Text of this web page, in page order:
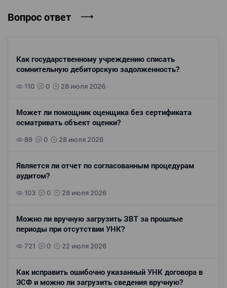
Вопрос ответ
Как государственному учреждению списать
сомнительную дебиторскую задолженность?
110 0 28 июля 2026
Может ли помощник оценщика без сертификата
осматривать объект оценки?
89 0 28 июля 2026
Является ли отчет по согласованным процедурам
аудитом?
103 0 28 июля 2026
Можно ли вручную загрузить ЗВТ за прошлые
периоды при отсутствии УНК?
721 0 22 июля 2026
Как исправить ошибочно указанный УНК договора в
ЭСФ и можно ли загрузить сведения вручную?